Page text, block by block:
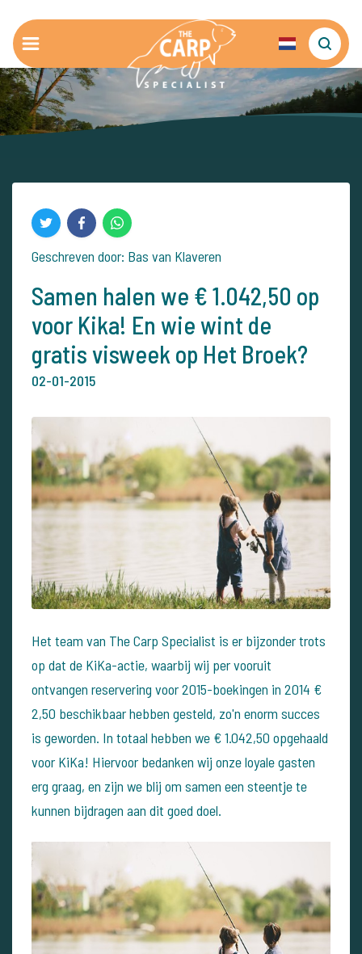
Geschreven door: Bas van Klaveren
Samen halen we € 1.042,50 op
voor Kika! En wie wint de
gratis visweek op Het Broek?
02-01-2015
Het team van The Carp Specialist is er bijzonder trots
op dat de KiKa-actie, waarbij wij per vooruit
ontvangen reservering voor 2015-boekingen in 2014 €
2,50 beschikbaar hebben gesteld, zo'n enorm succes
is geworden. In totaal hebben we € 1.042,50 opgehaald
voor KiKa! Hiervoor bedanken wij onze loyale gasten
erg graag, en zijn we blij om samen een steentje te
kunnen bijdragen aan dit goed doel.